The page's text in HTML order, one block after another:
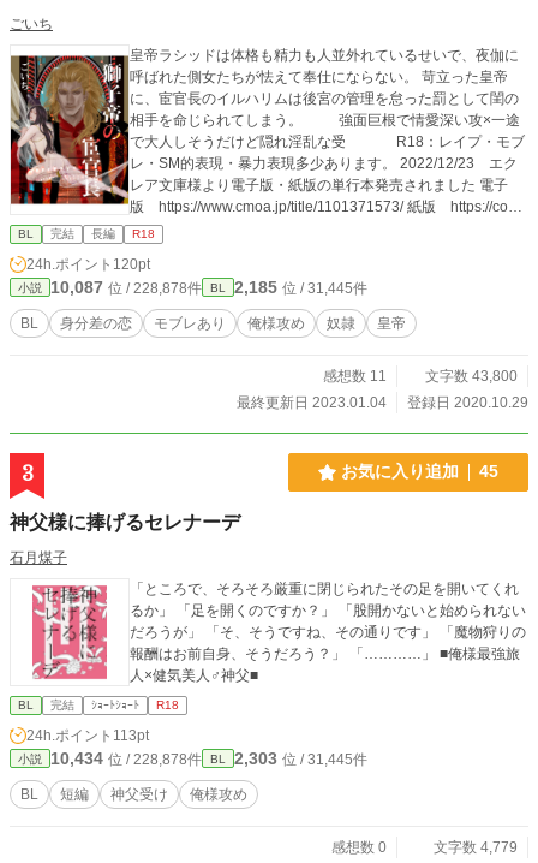
ごいち
皇帝ラシッドは体格も精力も人並外れているせいで、夜伽に
呼ばれた側女たちが怯えて奉仕にならない。 苛立った皇帝
に、宦官長のイルハリムは後宮の管理を怠った罰として閨の
相手を命じられてしまう。 強面巨根で情愛深い攻×一途
で大人しそうだけど隠れ淫乱な受 R18：レイプ・モブ
レ・SM的表現・暴力表現多少あります。 2022/12/23 エク
レア文庫様より電子版・紙版の単行本発売されました 電子
版 https://www.cmoa.jp/title/1101371573/ 紙版 https://comi
comi-studio.com/goods/detail?goodsCd=G01009140030001
40675 単行本発売記念として、12/23に番外編SS2本を投稿し
ております 良かったら獅子帝の世界をお楽しみください あり
がとうございました！
BL 完結 長編 R18
24h.ポイント 120pt
小説 10,087 位 / 228,878件 BL 2,185 位 / 31,445件
BL 身分差の恋 モブレあり 俺様攻め 奴隷 皇帝
感想数 11
文字数 43,800
最終更新日 2023.01.04
登録日 2020.10.29
3 お気に入り追加 45
神父様に捧げるセレナーデ
石月煤子
「ところで、そろそろ厳重に閉じられたその足を開いてくれ
るか」 「足を開くのですか？」 「股開かないと始められない
だろうが」 「そ、そうですね、その通りです」 「魔物狩りの
報酬はお前自身、そうだろう？」 「…………」 ■俺様最強旅
人×健気美人♂神父■
BL 完結 ｼｮｰﾄｼｮｰﾄ R18
24h.ポイント 113pt
小説 10,434 位 / 228,878件 BL 2,303 位 / 31,445件
BL 短編 神父受け 俺様攻め
感想数 0
文字数 4,779